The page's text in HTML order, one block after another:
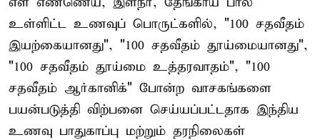
உள்ளிட்ட உணவுப் பொருட்களில், "100 சதவீதம்
இயற்கையானது", "100 சதவீதம் தூய்மையானது",
"100 சதவீதம் தூய்மை உத்தரவாதம்", "100
சதவீதம் ஆர்கானிக்" போன்ற வாசகங்களை
பயன்படுத்தி விற்பனை செய்யப்பட்டதாக இந்திய
உணவு பாதுகாப்பு மற்றும் தரநிலைகள்